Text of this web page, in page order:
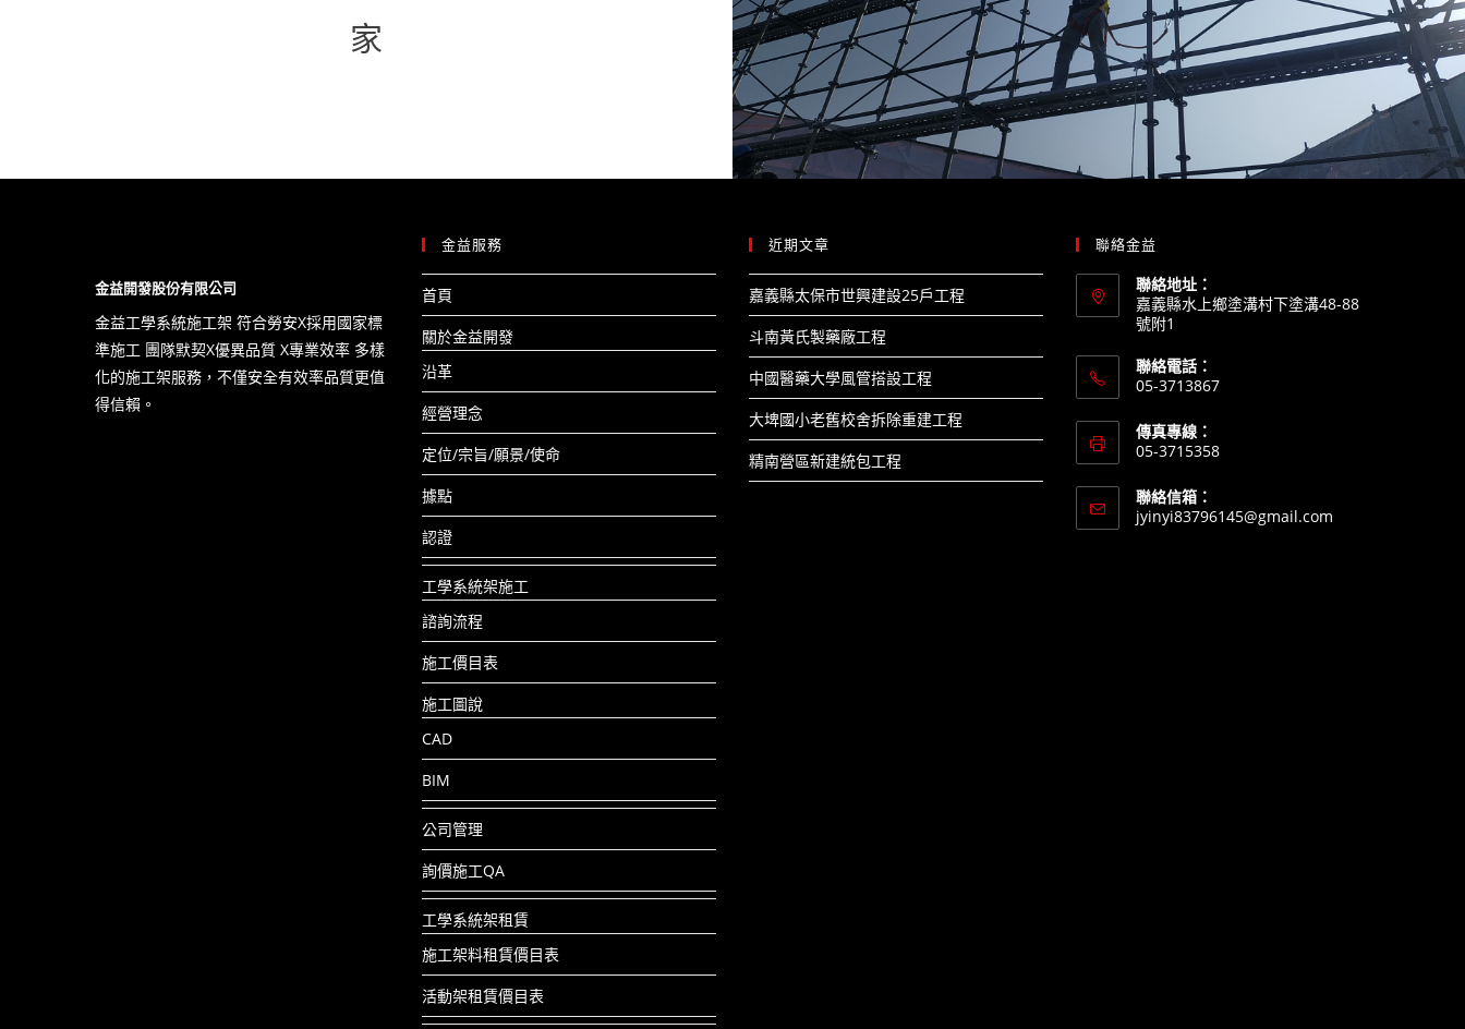
家
金益開發股份有限公司
金益工學系統施工架 符合勞安X​採用國家標
準施工 團隊默契X優異品質 X專業效率 多樣
化的施工架服務，不僅安全有效率品質更值
得信賴。
金益服務
首頁
關於金益開發
沿革
經營理念
定位/宗旨/願景/使命
據點
認證
工學系統架施工
諮詢流程
施工價目表
施工圖說
CAD
BIM
公司管理
詢價施工QA
工學系統架租賃
施工架料租賃價目表
活動架租賃價目表
近期文章
嘉義縣太保市世興建設25戶工程​
斗南黃氏製藥廠工程​
中國醫藥大學風管搭設工程​
大埤國小老舊校舍拆除重建工程​
精南營區新建統包工程
聯絡金益
聯絡地址：
嘉義縣水上鄉塗溝村下塗溝48-88
號附1
聯絡電話：
05-3713867
傳真專線：
05-3715358
聯絡信箱：
jyinyi83796145@gmail.com